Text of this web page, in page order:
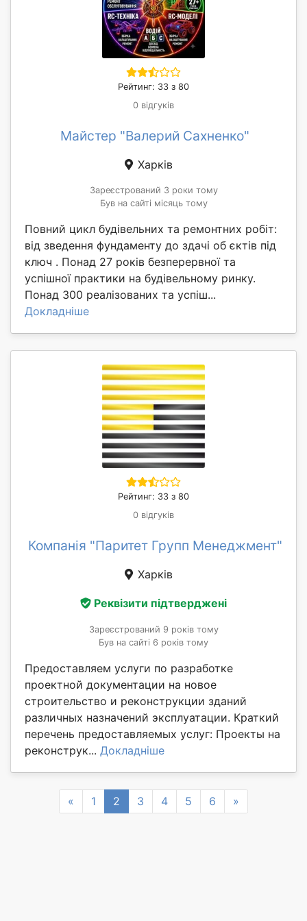
Рейтинг: 33 з 80
0 відгуків
Майстер "Валерий Сахненко"
Харків
Зареєстрований 3 роки тому
Був на сайті місяць тому
Повний цикл будівельних та ремонтних робіт:
від зведення фундаменту до здачі об єктів під
ключ . Понад 27 років безперервної та
успішної практики на будівельному ринку.
Понад 300 реалізованих та успіш...
Докладніше
Рейтинг: 33 з 80
0 відгуків
Компанія "Паритет Групп Менеджмент"
Харків
Реквізити підтверджені
Зареєстрований 9 років тому
Був на сайті 6 років тому
Предоставляем услуги по разработке
проектной документации на новое
строительство и реконструкции зданий
различных назначений эксплуатации. Краткий
перечень предоставляемых услуг: Проекты на
реконструк... Докладніше
« Previous
1 2 3 4 5 6 »